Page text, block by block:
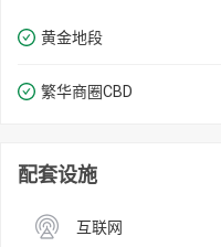
黄金地段
繁华商圈​​CBD
配套设施
互联网